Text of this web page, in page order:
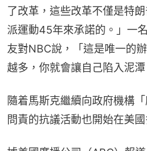
了改革，這些改革不僅是特
派運動45年來承諾的。」一
友對NBC說，「這是唯一的
越多，你就會讓自己陷入泥潭
隨着馬斯克繼續向政府機構
問責的抗議活動也開始在美國